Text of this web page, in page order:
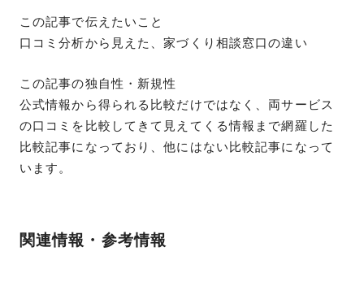
この記事で伝えたいこと
口コミ分析から見えた、家づくり相談窓口の違い
この記事の独自性・新規性
公式情報から得られる比較だけではなく、両サービス
の口コミを比較してきて見えてくる情報まで網羅した
比較記事になっており、他にはない比較記事になって
います。
関連情報・参考情報